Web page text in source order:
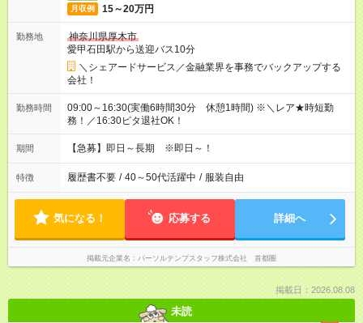
月収例 15～20万円
勤務地
神奈川県厚木市
愛甲石田駅から送迎バス10分
＼シェアードサービス／金融業界を事務でバックアップする
会社！
勤務時間
09:00～16:30(実働6時間30分 休憩1時間) ※＼レア★時短勤
務！／16:30ピタ退社OK！
期間 【急募】即日～長期 ※即日～！
特徴 履歴書不要 / 40～50代活躍中 / 服装自由
気になる！ 応募する 詳細へ
掲載元企業名 パーソルテンプスタッフ株式会社 首都圏
掲載日：2026.08.08
未読